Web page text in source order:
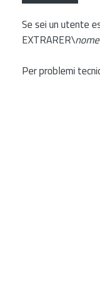
Se sei un utente
EXTRARER\
Per problemi